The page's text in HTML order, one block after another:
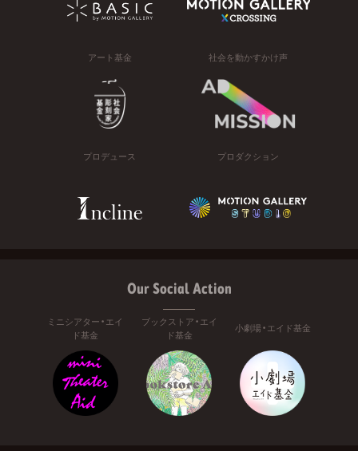
アート基金 社会を動かすかけ声
プロデュース プロダクション
Our Social Action
ミニシアター・エイ
ド基金
ブックストア・エイ
ド基金
小劇場・エイド基金